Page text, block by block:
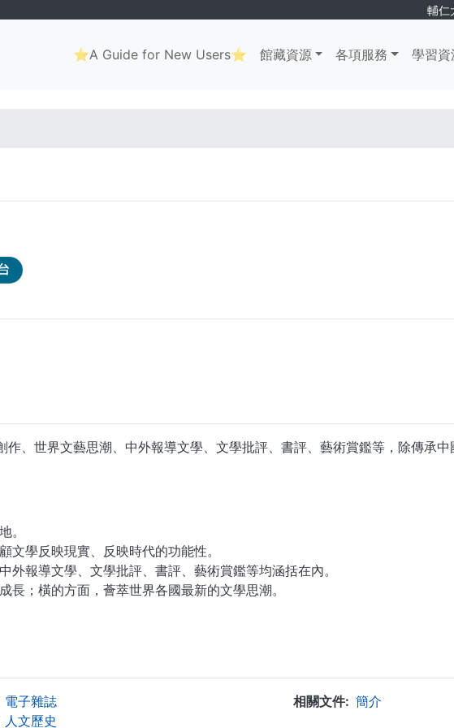
輔仁
Main
navigation
⭐A Guide for New Users⭐ 館藏資源 各項服務 學習資
作、世界文藝思潮、中外報導文學、文學批評、書評、藝術賞鑑等，除傳承
。
學反映現實、反映時代的功能性。
報導文學、文學批評、書評、藝術賞鑑等均涵括在內。
；橫的方面，薈萃世界各國最新的文學思潮。
電子雜誌
人文歷史
相關文件 簡介